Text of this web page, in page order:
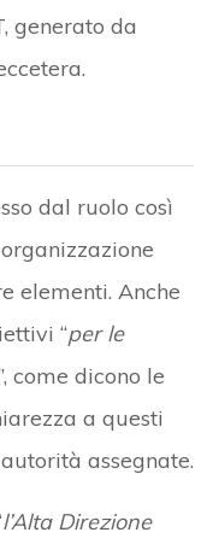
generato da
dal ruolo così
elementi. Anche
“per le
come dicono le
a questi
assegnate.
l’Alta Direzione